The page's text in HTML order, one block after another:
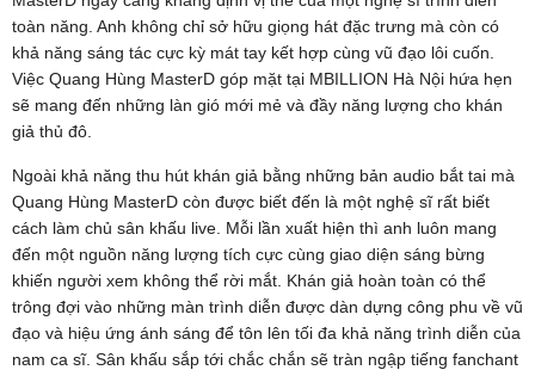
toàn năng. Anh không chỉ sở hữu giọng hát đặc trưng mà còn có
khả năng sáng tác cực kỳ mát tay kết hợp cùng vũ đạo lôi cuốn.
Việc Quang Hùng MasterD góp mặt tại MBILLION Hà Nội hứa hẹn
sẽ mang đến những làn gió mới mẻ và đầy năng lượng cho khán
giả thủ đô.
Ngoài khả năng thu hút khán giả bằng những bản audio bắt tai mà
Quang Hùng MasterD còn được biết đến là một nghệ sĩ rất biết
cách làm chủ sân khấu live. Mỗi lần xuất hiện thì anh luôn mang
đến một nguồn năng lượng tích cực cùng giao diện sáng bừng
khiến người xem không thể rời mắt. Khán giả hoàn toàn có thể
trông đợi vào những màn trình diễn được dàn dựng công phu về vũ
đạo và hiệu ứng ánh sáng để tôn lên tối đa khả năng trình diễn của
nam ca sĩ. Sân khấu sắp tới chắc chắn sẽ tràn ngập tiếng fanchant